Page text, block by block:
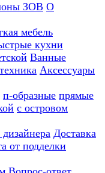
ЗОВ О
мебель
кухни
Ванные
Аксессуары
п-образные прямые
с островом
Доставка
от подделки